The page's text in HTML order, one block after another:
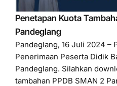
Penetapan Kuota
Pandeglang
Pandeglang, 16 Juli 2024 –
Penerimaan Peserta Didik
Pandeglang. Silahkan
tambahan PPDB SMAN 2